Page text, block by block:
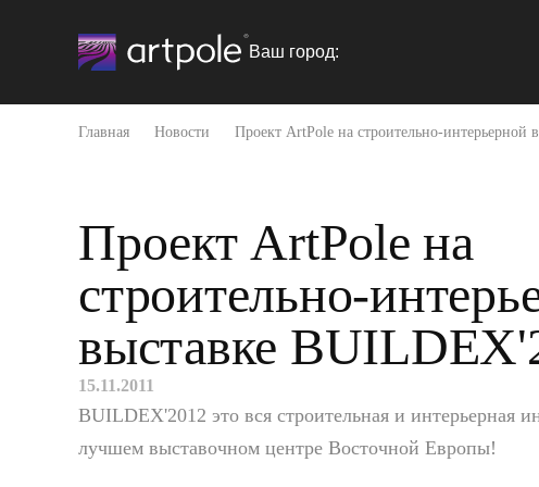
Ваш город:
Главная Новости Проект ArtPole на строительно-интерьерной
Проект ArtPole на
строительно-
выставке
15.11.2011
BUILDEX'2012 это вся строительная и интерьерная
лучшем выставочном центре Восточной Европы!